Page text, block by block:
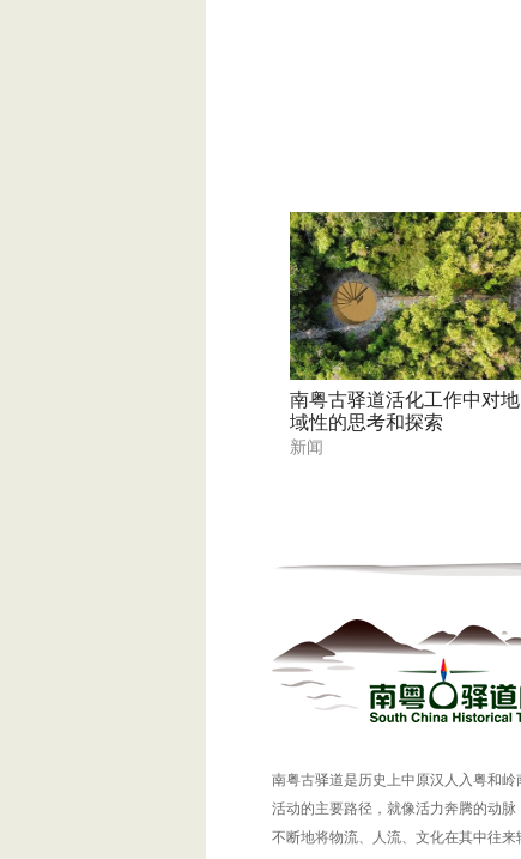
南粤古驿道活化工作中对地
域性的思考和探索
新闻
南粤古驿道是历史上中原汉人入粤和岭
活动的主要路径，就像活力奔腾的动脉
不断地将物流、人流、文化在其中往来